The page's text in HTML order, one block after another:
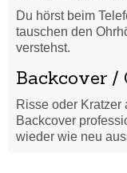
Du hörst beim
tauschen den
verstehst.
Backcover /
Risse oder Kratzer
Backcover
wieder wie neu